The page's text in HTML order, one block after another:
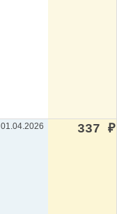
01.04.2026 337 ₽